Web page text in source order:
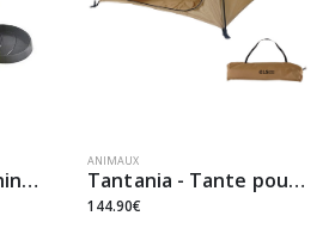
Play’n’Feed – Machine de Récompense
ANIMAUX
Tantania - Tante pour chien
144.90€